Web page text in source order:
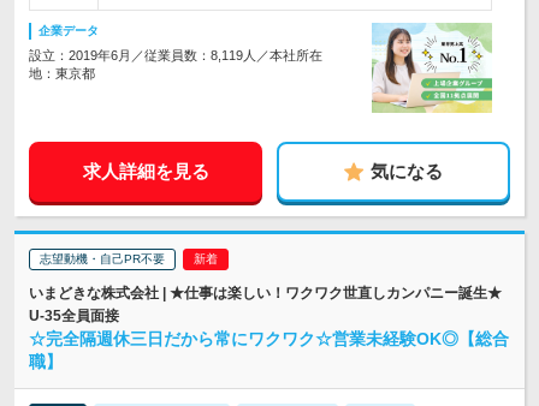
企業データ
設立：2019年6月／従業員数：8,119人／本社所在
地：東京都
求人詳細を見る 気になる
志望動機・自己PR不要
いまどきな株式会社 | ★仕事は楽しい！ワクワク世直しカンパニー誕生★
U-35全員面接
☆完全隔週休三日だから常にワクワク☆営業未経験OK◎【総合
職】